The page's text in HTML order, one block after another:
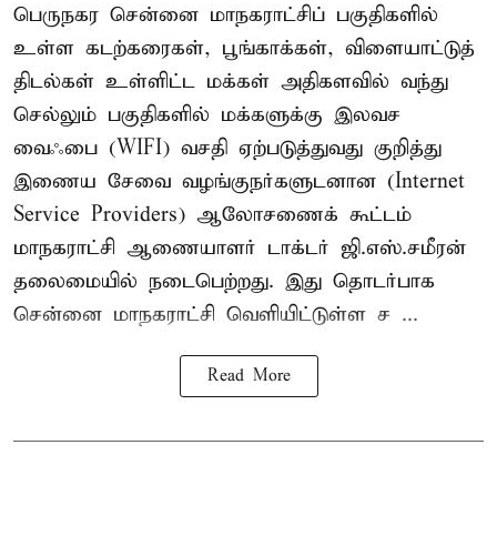
பெருநகர சென்னை மாநகராட்சிப் பகுதிகளில்
உள்ள கடற்கரைகள், பூங்காக்கள், விளையாட்டுத்
திடல்கள் உள்ளிட்ட மக்கள் அதிகளவில் வந்து
செல்லும் பகுதிகளில் மக்களுக்கு இலவச
வைஃபை (WIFI) வசதி ஏற்படுத்துவது குறித்து
இணைய சேவை வழங்குநர்களுடனான (Internet
Service Providers) ஆலோசணைக் கூட்டம்
மாநகராட்சி ஆணையாளர் டாக்டர் ஜி.எஸ்.சமீரன்
தலைமையில் நடைபெற்றது. இது தொடர்பாக
சென்னை மாநகராட்சி வெளியிட்டுள்ள ச ...
Read More